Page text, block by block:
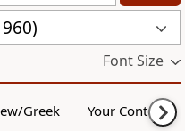
Font Size
Greek Your Content